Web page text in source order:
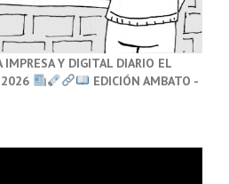
IMPRESA Y DIGITAL DIARIO EL
2026
EDICIÓN AMBATO -